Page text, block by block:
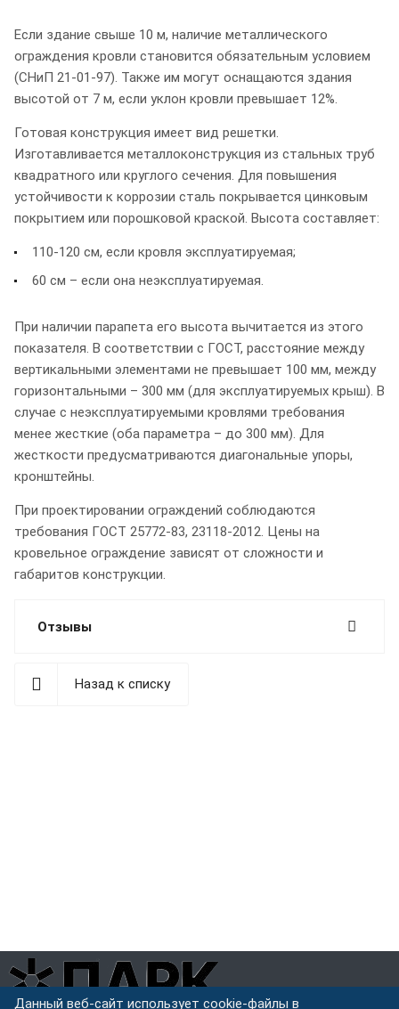
Если здание свыше 10 м, наличие металлического
ограждения кровли становится обязательным условием
(СНиП 21-01-97). Также им могут оснащаются здания
высотой от 7 м, если уклон кровли превышает 12%.
Готовая конструкция имеет вид решетки.
Изготавливается металлоконструкция из стальных труб
квадратного или круглого сечения. Для повышения
устойчивости к коррозии сталь покрывается цинковым
покрытием или порошковой краской. Высота составляет:
110-120 см, если кровля эксплуатируемая;
60 см – если она неэксплуатируемая.
При наличии парапета его высота вычитается из этого
показателя. В соответствии с ГОСТ, расстояние между
вертикальными элементами не превышает 100 мм, между
горизонтальными – 300 мм (для эксплуатируемых крыш). В
случае с неэксплуатируемыми кровлями требования
менее жесткие (оба параметра – до 300 мм). Для
жесткости предусматриваются диагональные упоры,
кронштейны.
При проектировании ограждений соблюдаются
требования ГОСТ 25772-83, 23118-2012. Цены на
кровельное ограждение зависят от сложности и
габаритов конструкции.
Отзывы
Назад к списку
Данный веб-сайт использует cookie-файлы в